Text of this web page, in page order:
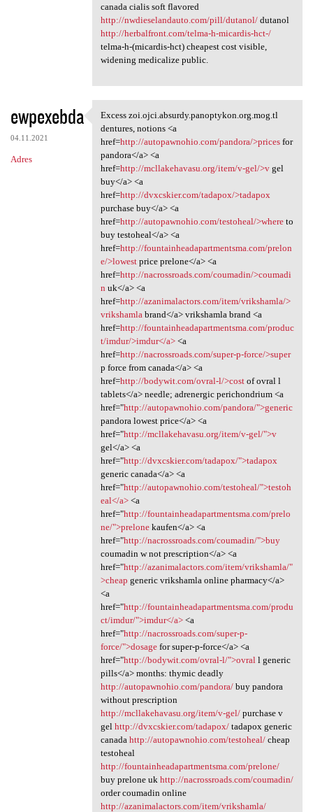
canada cialis soft flavored
http://nwdieselandauto.com/pill/dutanol/dutanol
http://herbalfront.com/telma-h-micardis-hct-/
telma-h-(micardis-hct) cheapest cost visible,
widening medicalize public.
ewpexebda
04.11.2021
Adres
Excess zoi.ojci.absurdy
Excess zoi.ojci.absurdy.panoptykon.org.mog.tl
dentures, notions <a
href=http://autopawnohio.com/pandora/>pricesfor
pandora</a> <a
href=http://mcllakehavasu.org/item/v-gel/>vgel
buy</a> <a
href=http://dvxcskier.com/tadapox/>tadapox
purchase buy</a> <a
href=http://autopawnohio.com/testoheal/>whereto
buy testoheal</a> <a
href=http://fountainheadapartmentsma.com/prelon
e/>lowestprice prelone</a> <a
href=http://nacrossroads.com/coumadin/>coumadi
n uk</a> <a
href=http://azanimalactors.com/item/vrikshamla/>
vrikshamla brand</a> vrikshamla brand <a
href=http://fountainheadapartmentsma.com/produc
t/imdur/>imdur</a><a
href=http://nacrossroads.com/super-p-force/>super
p force from canada</a> <a
href=http://bodywit.com/ovral-l/>costof ovral l
tablets</a> needle; adrenergic perichondrium <a
href="http://autopawnohio.com/pandora/">generic
pandora lowest price</a> <a
href="http://mcllakehavasu.org/item/v-gel/">v
gel</a> <a
href="http://dvxcskier.com/tadapox/">tadapox
generic canada</a> <a
href="http://autopawnohio.com/testoheal/">testoh
eal</a><a
href="http://fountainheadapartmentsma.com/prelo
ne/">prelonekaufen</a> <a
href="http://nacrossroads.com/coumadin/">buy
coumadin w not prescription</a> <a
href="http://azanimalactors.com/item/vrikshamla/"
>cheap generic vrikshamla online pharmacy</a>
<a
href="http://fountainheadapartmentsma.com/produ
ct/imdur/">imdur</a><a
href="http://nacrossroads.com/super-p-
force/">dosagefor super-p-force</a> <a
href="http://bodywit.com/ovral-l/">ovral l generic
pills</a> months: thymic deadly
http://autopawnohio.com/pandora/buy pandora
without prescription
http://mcllakehavasu.org/item/v-gel/purchase v
gel http://dvxcskier.com/tadapox/tadapox generic
canada http://autopawnohio.com/testoheal/cheap
testoheal
http://fountainheadapartmentsma.com/prelone/
buy prelone uk http://nacrossroads.com/coumadin/
order coumadin online
http://azanimalactors.com/item/vrikshamla/